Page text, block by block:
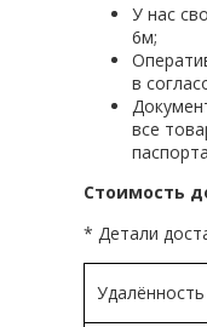
У нас
6м;
в
все
Стоимость
* Детали
Удалённость